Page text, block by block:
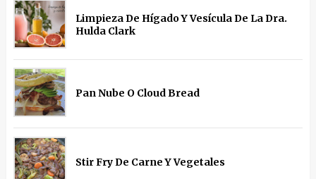
Limpieza De Hígado Y Vesícula De La Dra.
Hulda Clark
Pan Nube O Cloud Bread
Stir Fry De Carne Y Vegetales